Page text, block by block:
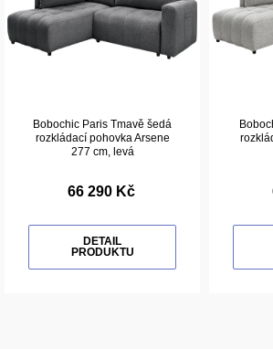
Bobochic Paris Tmavě šedá
rozkládací pohovka Arsene
277 cm, levá
66 290 Kč
DETAIL
PRODUKTU